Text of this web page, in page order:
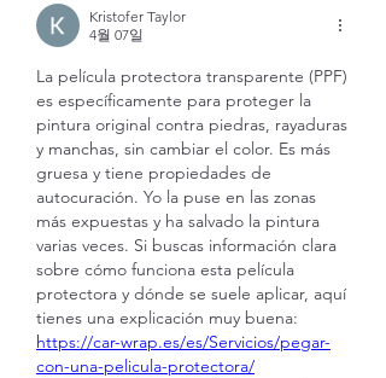
Kristofer Taylor
4월 07일
La película protectora transparente (PPF)
es específicamente para proteger la
pintura original contra piedras, rayaduras
y manchas, sin cambiar el color. Es más
gruesa y tiene propiedades de
autocuración. Yo la puse en las zonas
más expuestas y ha salvado la pintura
varias veces. Si buscas información clara
sobre cómo funciona esta película
protectora y dónde se suele aplicar, aquí
https://car-wrap.es/es/Servicios/pegar-
con-una-pelicula-protectora/